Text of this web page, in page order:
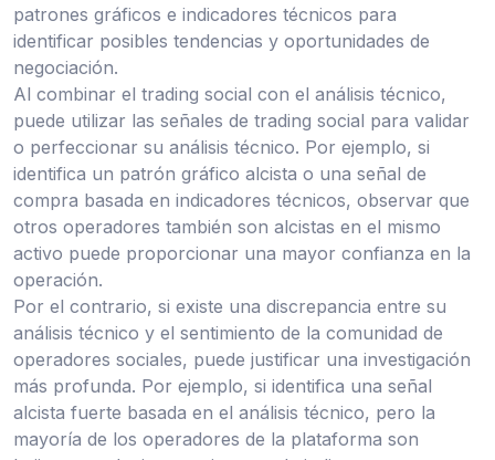
patrones gráficos e indicadores técnicos para
identificar posibles tendencias y oportunidades de
negociación.
Al combinar el trading social con el análisis técnico,
puede utilizar las señales de trading social para validar
o perfeccionar su análisis técnico. Por ejemplo, si
identifica un patrón gráfico alcista o una señal de
compra basada en indicadores técnicos, observar que
otros operadores también son alcistas en el mismo
activo puede proporcionar una mayor confianza en la
operación.
Por el contrario, si existe una discrepancia entre su
análisis técnico y el sentimiento de la comunidad de
operadores sociales, puede justificar una investigación
más profunda. Por ejemplo, si identifica una señal
alcista fuerte basada en el análisis técnico, pero la
mayoría de los operadores de la plataforma son